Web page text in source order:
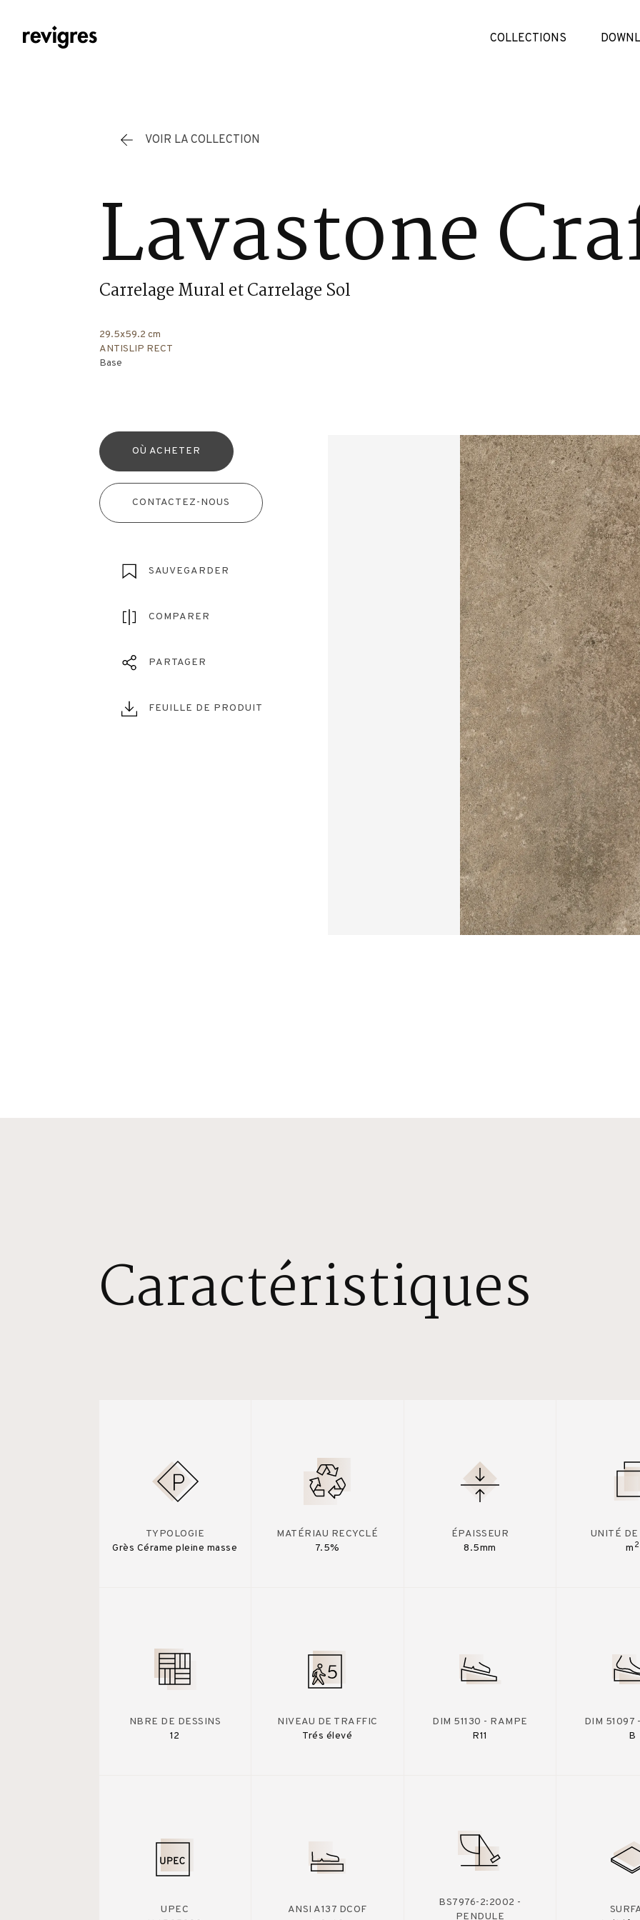
COLLECTIONS
VOIR LA COLLECTION
Lavastone
Carrelage Mural et Carrelage Sol
29.5x59.2 cm
ANTISLIP RECT
Base
OÙ ACHETER
CONTACTEZ-NOUS
SAUVEGARDER
COMPARER
PARTAGER
FEUILLE DE PRODUIT
Caractéristiques
TYPOLOGIE
Grès Cérame pleine masse
MATÉRIAU RECYCLÉ
7.5%
ÉPAISSEUR
8.5mm
UNITÉ DE
m 2
NBRE DE DESSINS
12
NIVEAU DE TRAFFIC
Trés élevé
DIM 51130 - RAMPE
R11
DIM 51097
B
UPEC
ANSI A137 DCOF
BS7976-2:2002 -
PENDULE